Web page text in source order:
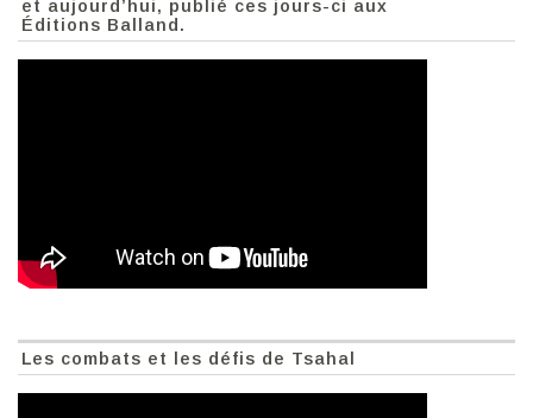
et aujourd’hui, publié ces jours-ci aux
Éditions Balland.
Les combats et les défis de Tsahal